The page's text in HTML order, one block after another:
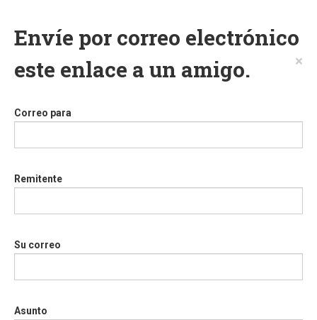
Envíe por correo electrónico
este enlace a un amigo.
×
Correo para
Remitente
Su correo
Asunto